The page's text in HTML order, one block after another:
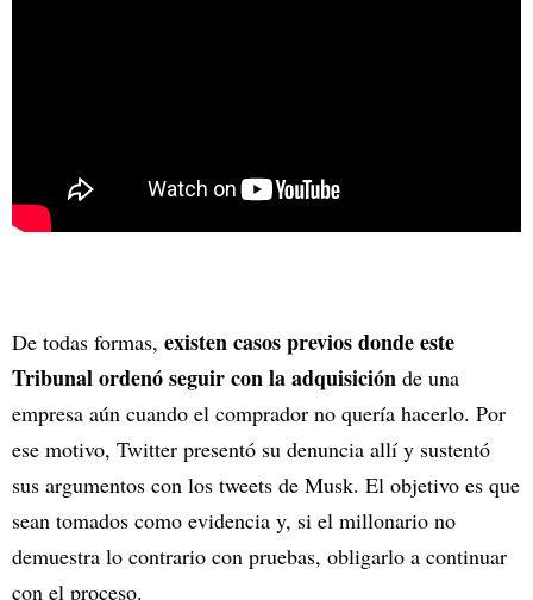
De todas formas, existen casos previos donde este
Tribunal ordenó seguir con la adquisición de una
empresa aún cuando el comprador no quería hacerlo. Por
ese motivo, Twitter presentó su denuncia allí y sustentó
sus argumentos con los tweets de Musk. El objetivo es que
sean tomados como evidencia y, si el millonario no
demuestra lo contrario con pruebas, obligarlo a continuar
con el proceso.